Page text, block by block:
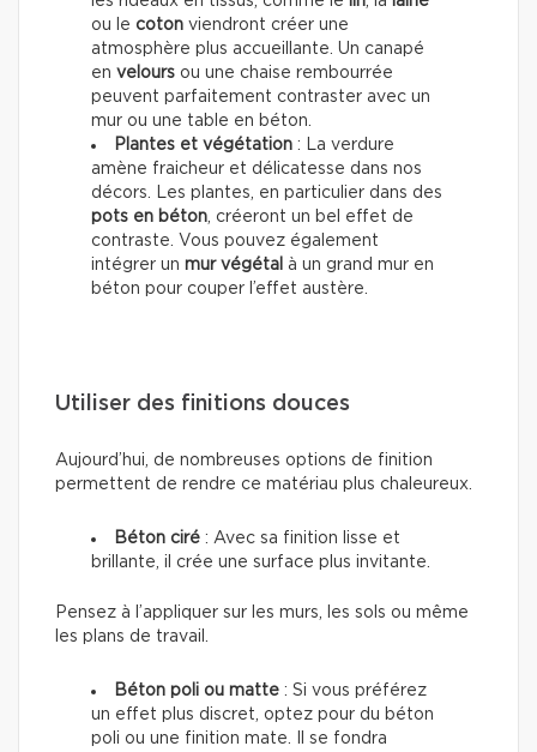
ou le coton viendront créer une
atmosphère plus accueillante. Un canapé
en velours ou une chaise rembourrée
peuvent parfaitement contraster avec un
mur ou une table en béton.
Plantes et végétation : La verdure
amène fraicheur et délicatesse dans nos
décors. Les plantes, en particulier dans des
pots en béton , créeront un bel effet de
contraste. Vous pouvez également
intégrer un mur végétal à un grand mur en
béton pour couper l’effet austère.
Utiliser des finitions douces
Aujourd’hui, de nombreuses options de finition
permettent de rendre ce matériau plus chaleureux.
Béton ciré : Avec sa finition lisse et
brillante, il crée une surface plus invitante.
Pensez à l’appliquer sur les murs, les sols ou même
les plans de travail.
Béton poli ou matte : Si vous préférez
un effet plus discret, optez pour du béton
poli ou une finition mate. Il se fondra